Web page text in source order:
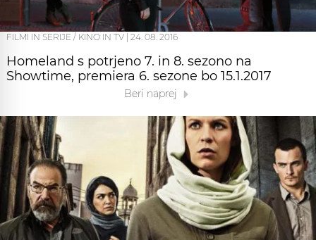
FILMI IN SERIJE / KINO IN TV 24. 08. 2016
Homeland s potrjeno 7. in 8. sezono na
Showtime, premiera 6. sezone bo 15.1.2017
Beri naprej